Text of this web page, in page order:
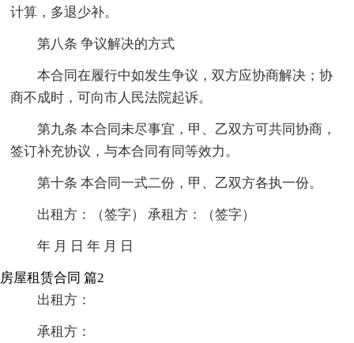
计算，多退少补。
第八条 争议解决的方式
本合同在履行中如发生争议，双方应协商解决；协
商不成时，可向市人民法院起诉。
第九条 本合同未尽事宜，甲、乙双方可共同协商，
签订补充协议，与本合同有同等效力。
第十条 本合同一式二份，甲、乙双方各执一份。
出租方：（签字） 承租方：（签字）
年 月 日 年 月 日
房屋租赁合同 篇2
出租方：
承租方：